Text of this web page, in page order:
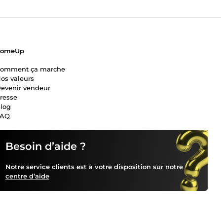
Besoin d’aide ?
Notre service clients est à votre disposition sur notre
centre d’aide
ça marche
valeurs
vendeur